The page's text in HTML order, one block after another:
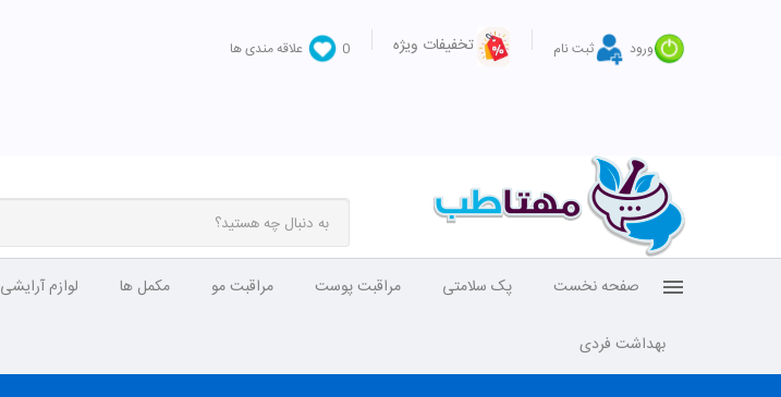
ورود ثبت نام تخفیفات ویژه 0 علاقه مندی ها
صفحه نخست پک سلامتی مراقبت پوست مراقبت مو مکمل ها لوازم آرایشی
بهداشت فردی